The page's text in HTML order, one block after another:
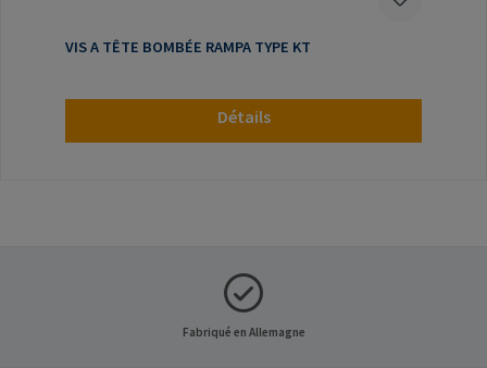
VIS A TÊTE BOMBÉE RAMPA TYPE KT
Détails
Fabriqué en Allemagne